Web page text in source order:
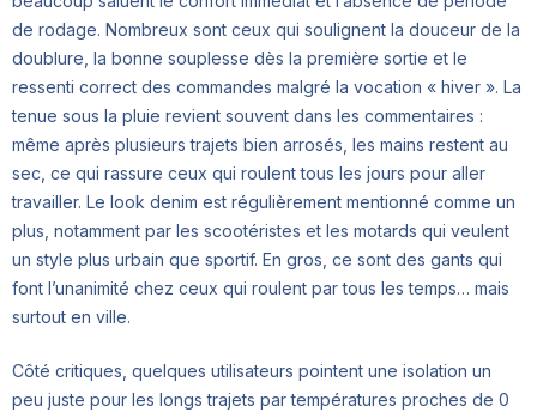
de rodage. Nombreux sont ceux qui soulignent la douceur de la
doublure, la bonne souplesse dès la première sortie et le
ressenti correct des commandes malgré la vocation « hiver ». La
tenue sous la pluie revient souvent dans les commentaires :
même après plusieurs trajets bien arrosés, les mains restent au
sec, ce qui rassure ceux qui roulent tous les jours pour aller
travailler. Le look denim est régulièrement mentionné comme un
plus, notamment par les scootéristes et les motards qui veulent
un style plus urbain que sportif. En gros, ce sont des gants qui
font l’unanimité chez ceux qui roulent par tous les temps… mais
surtout en ville.
Côté critiques, quelques utilisateurs pointent une isolation un
peu juste pour les longs trajets par températures proches de 0